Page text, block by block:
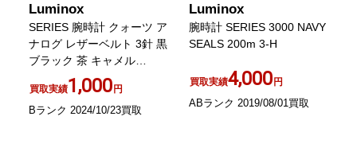
Luminox
SERIES 腕時計 クォーツ ア
ナログ レザーベルト 3針 黒
ブラック 茶 キャメル
3000/3900
買取実績1,000円
Bランク 2024/10/23買取
Luminox
腕時計 SERIES 3000 NAVY
SEALS 200m 3-H
買取実績4,000円
ABランク 2019/08/01買取